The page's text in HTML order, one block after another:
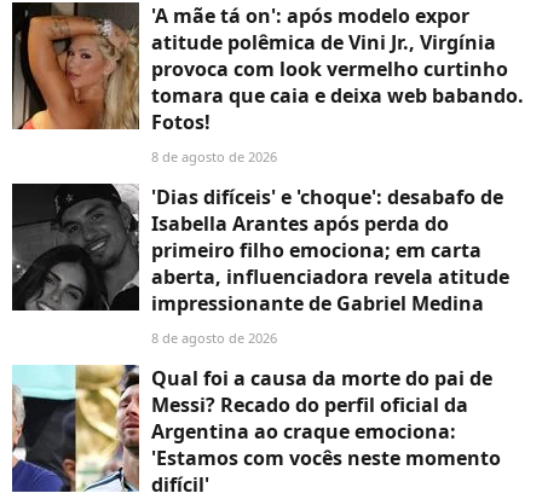
'A mãe tá on': após modelo expor
atitude polêmica de Vini Jr., Virgínia
provoca com look vermelho curtinho
tomara que caia e deixa web babando.
Fotos!
8 de agosto de 2026
'Dias difíceis' e 'choque': desabafo de
Isabella Arantes após perda do
primeiro filho emociona; em carta
aberta, influenciadora revela atitude
impressionante de Gabriel Medina
8 de agosto de 2026
Qual foi a causa da morte do pai de
Messi? Recado do perfil oficial da
Argentina ao craque emociona:
'Estamos com vocês neste momento
difícil'